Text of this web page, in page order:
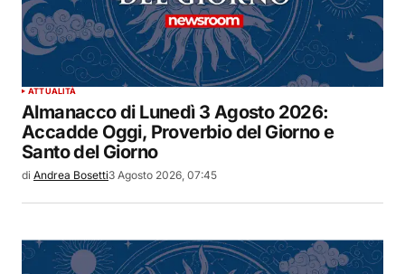
ATTUALITÀ
Almanacco di Lunedì 3 Agosto 2026:
Accadde Oggi, Proverbio del Giorno e
Santo del Giorno
di Andrea Bosetti3 Agosto 2026, 07:45